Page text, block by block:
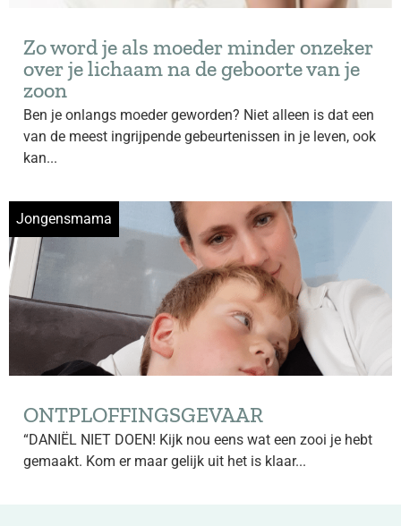
Zo word je als moeder minder onzeker
over je lichaam na de geboorte van je
zoon
Ben je onlangs moeder geworden? Niet alleen is dat een
van de meest ingrijpende gebeurtenissen in je leven, ook
kan...
Jongensmama
ONTPLOFFINGSGEVAAR
“DANIËL NIET DOEN! Kijk nou eens wat een zooi je hebt
gemaakt. Kom er maar gelijk uit het is klaar...